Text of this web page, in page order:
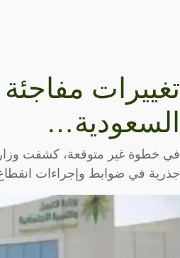
تغييرات
السعودية…
في خطوة غير متوقعة، كشفت وزارة
جذرية في ضوابط وإجراءات